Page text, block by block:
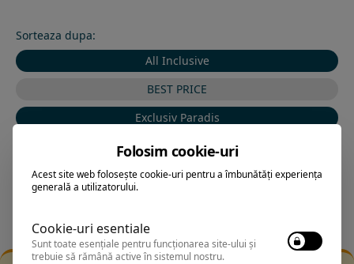
Sorteaza dupa:
All Inclusive
BEST PRICE
Exclusiv Paradis
Stele 1-5
Stele 5-1
Folosim cookie-uri
Acest site web folosește cookie-uri pentru a îmbunătăți experiența
generală a utilizatorului.
Cookie-uri esentiale
Sunt toate esențiale pentru funcționarea site-ului și
trebuie să rămână active în sistemul nostru.